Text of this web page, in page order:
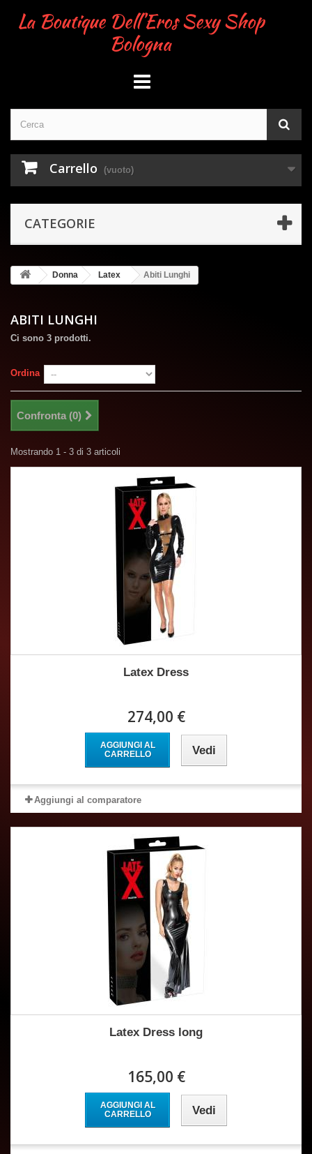
La Boutique Dell'Eros Sexy Shop
Bologna
Carrello (vuoto)
CATEGORIE
Donna Latex Abiti Lunghi
ABITI LUNGHI
Ci sono 3 prodotti.
Ordina
Confronta (0)
Mostrando 1 - 3 di 3 articoli
Latex Dress
274,00 €
AGGIUNGI AL
CARRELLO
Vedi
Aggiungi al comparatore
Latex Dress long
165,00 €
AGGIUNGI AL
CARRELLO
Vedi